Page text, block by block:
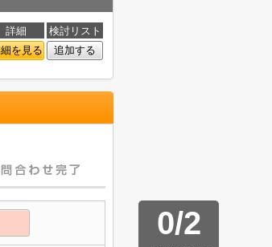
詳細
検討リスト
を見る 追加する
0/2